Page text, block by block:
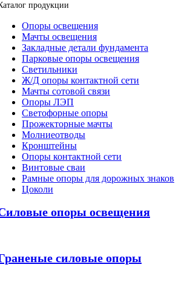
продукции
Oпоры oсвeщения
Мачты освещения
Закладные детали фундамента
Парковые опоры освещения
Светильники
Ж/Д опоры контактной сети
Мачты сотовой связи
Опоры ЛЭП
Светофорные опоры
Прожекторные мачты
Молниеотводы
Кронштейны
Опоры контактной сети
Винтовые сваи
Рамные опоры для дорожных знаков
Цоколи
опоры освещения
силовые опоры